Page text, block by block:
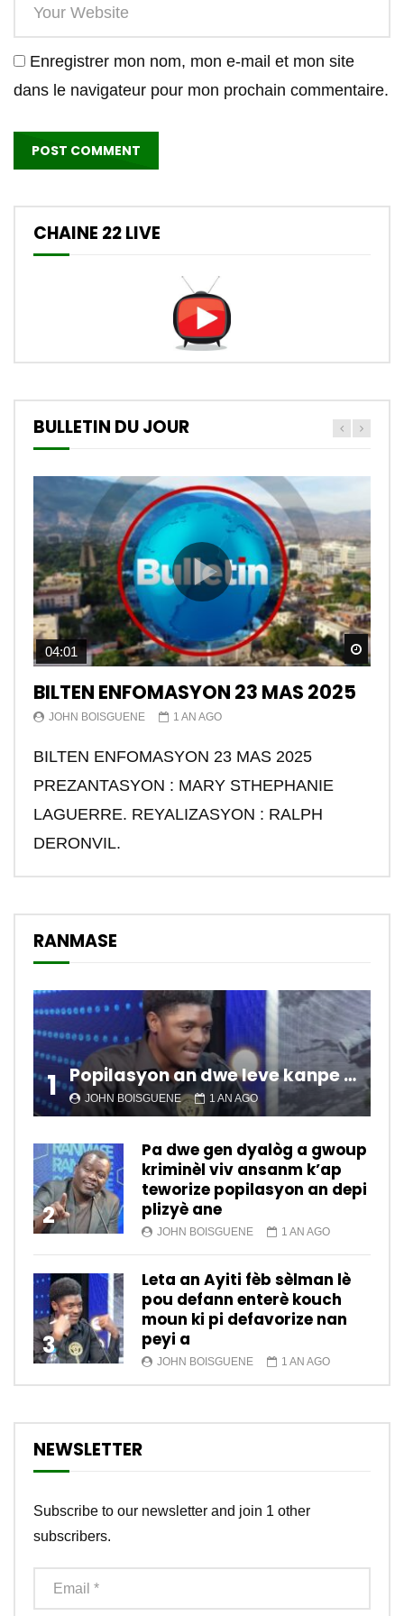
Enregistrer mon nom, mon e-mail et mon site
dans le navigateur pour mon prochain commentaire.
CHAINE 22 LIVE
BULLETIN DU JOUR
04:01
BILTEN ENFOMASYON 23 MAS 2025
JOHN BOISGUENE 1 AN AGO
BILTEN ENFOMASYON 23 MAS 2025
PREZANTASYON : MARY STHEPHANIE
LAGUERRE. REYALIZASYON : RALPH
DERONVIL.
RANMASE
1 Popilasyon an dwe leve kanpe pou chanje sitiyasyon kawotik l’ap viv nan peyi a.
JOHN BOISGUENE 1 AN AGO
2
Pa dwe gen dyalòg a gwoup
kriminèl viv ansanm k’ap
teworize popilasyon an depi
plizyè ane
JOHN BOISGUENE 1 AN AGO
3
Leta an Ayiti fèb sèlman lè
pou defann enterè kouch
moun ki pi defavorize nan
peyi a
JOHN BOISGUENE 1 AN AGO
NEWSLETTER
Subscribe to our newsletter and join 1 other
subscribers.